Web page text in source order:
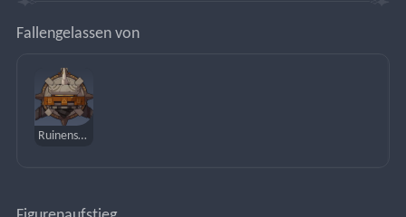
Fallengelassen von
Ruinenschlange